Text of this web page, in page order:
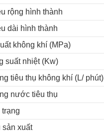
rộng hình thành
dài hình thành
không khí (MPa)
suất nhiệt (Kw)
tiêu thụ không khí (L/ phút)
nước tiêu thụ
sản xuất